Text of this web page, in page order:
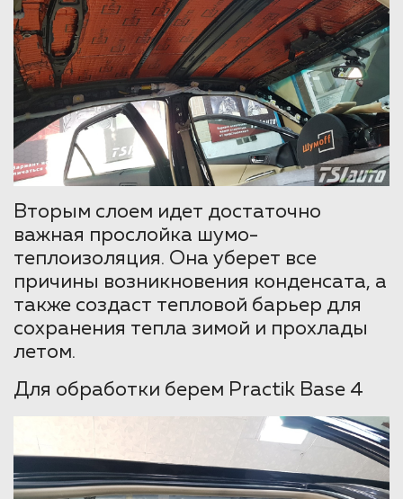
Вторым слоем идет достаточно
важная прослойка шумо-
теплоизоляция. Она уберет все
причины возникновения конденсата, а
также создаст тепловой барьер для
сохранения тепла зимой и прохлады
летом.
Для обработки берем Practik Base 4